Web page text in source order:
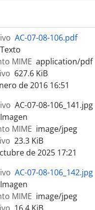
AC-07-08-106.pdf
Texto
MIME application/pdf
627.6 KiB
de 2016 16:51
AC-07-08-106_141.jpg
Imagen
MIME image/jpeg
23.3 KiB
de 2025 17:21
AC-07-08-106_142.jpg
Imagen
MIME image/jpeg